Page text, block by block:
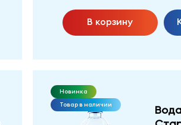
В корзину
Новинка
Товар в наличии